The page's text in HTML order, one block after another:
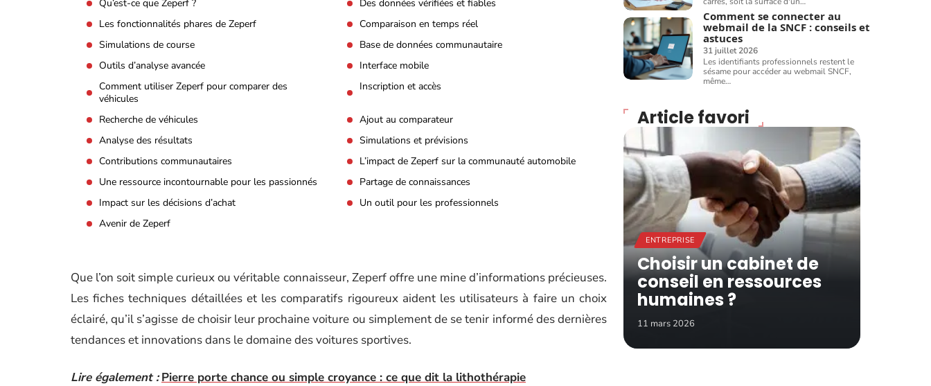
Qu’est-ce que Zeperf ?
Des données vérifiées et fiables
Les fonctionnalités phares de Zeperf
Comparaison en temps réel
Simulations de course
Base de données communautaire
Outils d’analyse avancée
Interface mobile
Comment utiliser Zeperf pour comparer des
véhicules
Inscription et accès
Recherche de véhicules
Ajout au comparateur
Analyse des résultats
Simulations et prévisions
Contributions communautaires
L’impact de Zeperf sur la communauté automobile
Une ressource incontournable pour les passionnés
Partage de connaissances
Impact sur les décisions d’achat
Un outil pour les professionnels
Avenir de Zeperf
Que l’on soit simple curieux ou véritable connaisseur, Zeperf offre une mine d’informations précieuses.
Les fiches techniques détaillées et les comparatifs rigoureux aident les utilisateurs à faire un choix
éclairé, qu’il s’agisse de choisir leur prochaine voiture ou simplement de se tenir informé des dernières
tendances et innovations dans le domaine des voitures sportives.
Lire également : Pierre porte chance ou simple croyance : ce que dit la lithothérapie
Comment se connecter au
webmail de la SNCF : conseils et
astuces
31 juillet 2026
Les identifiants professionnels restent le
sésame pour accéder au webmail SNCF,
même…
Article favori
ENTREPRISE
Choisir un cabinet de
conseil en ressources
humaines ?
11 mars 2026